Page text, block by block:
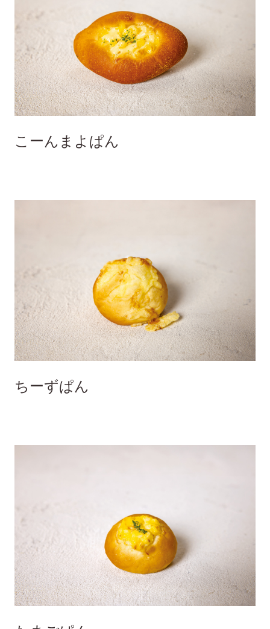
こーんまよぱん
ちーずぱん